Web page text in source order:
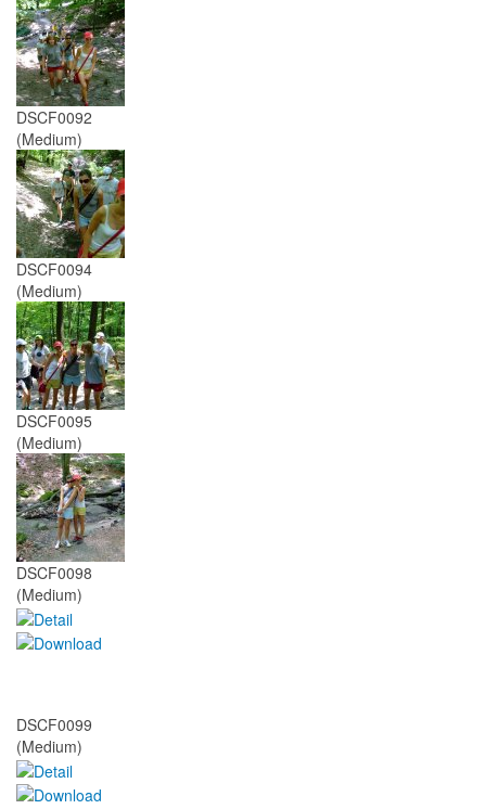
DSCF0092
(Medium)
DSCF0094
(Medium)
DSCF0095
(Medium)
DSCF0098
(Medium)
DSCF0099
(Medium)